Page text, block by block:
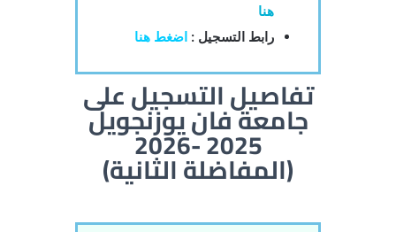
هنا
رابط التسجيل : اضغط هنا
تفاصيل التسجيل على
جامعة فان يوزنجويل
2025 -2026
(المفاضلة الثانية)